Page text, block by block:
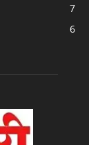
7
6